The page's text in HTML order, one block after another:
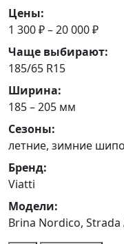
Цены:
1 300 ₽ – 20 000 ₽
Чаще выбирают:
185/65 R15
Ширина:
185 – 205 мм
Сезоны:
летние, зимние
Бренд:
Viatti
Модели:
Brina Nordico,